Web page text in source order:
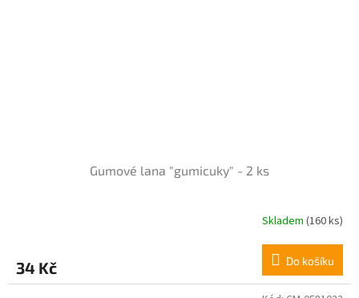
Gumové lana "gumicuky" - 2 ks
je
4,5
Skladem(160 ks)
34 Kč Do košíku